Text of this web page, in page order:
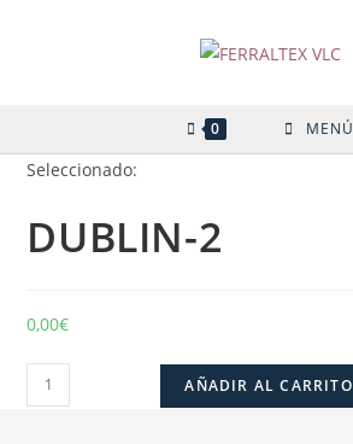
0 MENÚ
Seleccionado:
DUBLIN-2
0,00€
DUBLIN-
2
AÑADIR AL CARRITO